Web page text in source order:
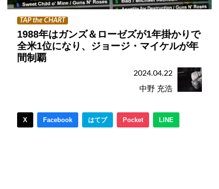
TAP the CHART
1988年はガンズ＆ローゼズが1年掛かりで
全米1位になり、ジョージ・マイケルが年
間制覇
2024.04.22
中野 充浩
X Facebook はてブ Pocket LINE